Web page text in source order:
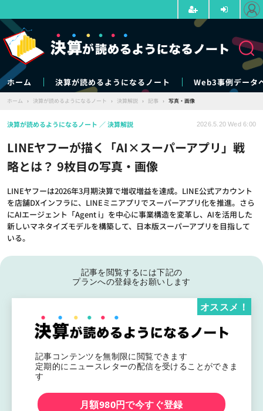
ホーム 決算が読めるようになるノート Web3事例データ
ホーム › 決算が読めるようになるノート › 決算解説 › 記事 › 写真・画像
LINEヤフーが描く「AI×スーパーアプリ」戦
略とは？ 9枚目の写真・画像
LINEヤフーは2026年3月期決算で増収増益を達成。LINE公式アカウント
を店舗DXインフラに、LINEミニアプリでスーパーアプリ化を推進。さら
にAIエージェント「Agent i」を中心に事業構造を変革し、AIを活用した
新しいマネタイズモデルを構築して、日本版スーパーアプリを目指して
いる。
決算が読めるようになるノート 決算解説 2026.5.20 Wed 6:00
記事を閲覧するには下記の
プランへの登録をお願いします
記事コンテンツを無制限に閲覧できます
定期的にニュースレターの配信を受けることができま
す
オススメ！
月額980円で今すぐ登録